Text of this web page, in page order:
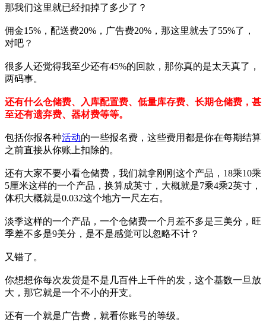
那我们这里就已经扣掉了多少了？
佣金15%，配送费20%，广告费20%，那这里就去了55%了，
对吧？
很多人还觉得我至少还有45%的回款，那你真的是太天真了，
两码事。
还有什么仓储费、入库配置费、低量库存费、长期仓储费，甚
至还有遗弃费、器材费等等。
包括你报各种活动的一些报名费，这些费用都是你在每期结算
之前直接从你账上扣除的。
还有大家不要小看仓储费，我们就拿刚刚这个产品，18乘10乘
5厘米这样的一个产品，换算成英寸，大概就是7乘4乘2英寸，
体积大概就是0.032这个地方一尺左右。
淡季这样的一个产品，一个仓储费一个月差不多是三美分，旺
季差不多是9美分，是不是感觉可以忽略不计？
又错了。
你想想你每次发货是不是几百件上千件的发，这个基数一旦放
大，那它就是一个不小的开支。
还有一个就是广告费，就看你账号的等级。